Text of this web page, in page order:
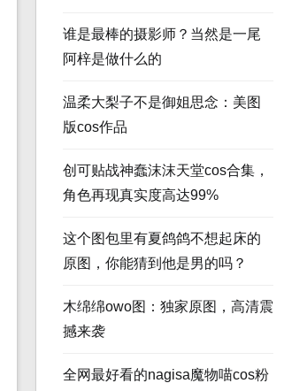
谁是最棒的摄影师？当然是一尾
阿梓是做什么的
温柔大梨子不是御姐思念：美图
版cos作品
创可贴战神蠢沫沫天堂cos合集，
角色再现真实度高达99%
这个图包里有夏鸽鸽不想起床的
原图，你能猜到他是男的吗？
木绵绵owo图：独家原图，高清震
撼来袭
全网最好看的nagisa魔物喵cos粉